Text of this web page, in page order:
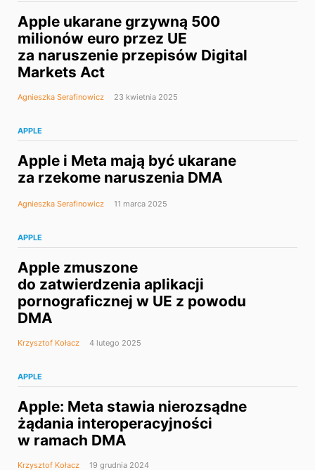
Apple ukarane grzywną 500
milionów euro przez UE
za naruszenie przepisów Digital
Markets Act
Agnieszka Serafinowicz 23 kwietnia 2025
APPLE
Apple i Meta mają być ukarane
za rzekome naruszenia DMA
Agnieszka Serafinowicz 11 marca 2025
APPLE
Apple zmuszone
do zatwierdzenia aplikacji
pornograficznej w UE z powodu
DMA
Krzysztof Kołacz 4 lutego 2025
APPLE
Apple: Meta stawia nierozsądne
żądania interoperacyjności
w ramach DMA
Krzysztof Kołacz 19 grudnia 2024